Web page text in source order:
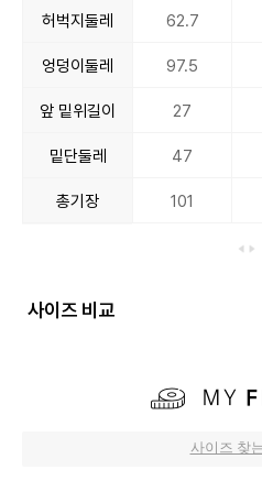
허벅지둘레 62.7
엉덩이둘레 97.5
앞 밑위길이 27
밑단둘레 47
총기장 101
사이즈 비교